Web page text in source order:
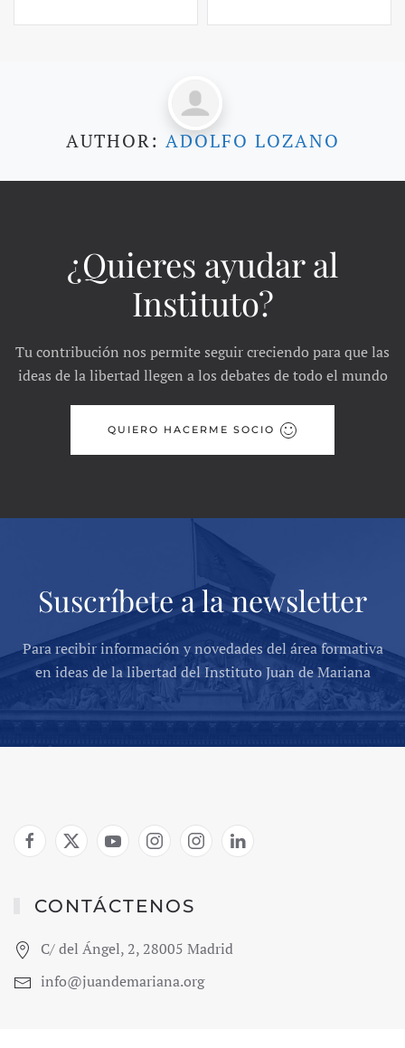
AUTHOR: ADOLFO LOZANO
¿Quieres ayudar al
Instituto?
Tu contribución nos permite seguir creciendo para que las
ideas de la libertad llegen a los debates de todo el mundo
QUIERO HACERME SOCIO
Suscríbete a la newsletter
Para recibir información y novedades del área formativa
en ideas de la libertad del Instituto Juan de Mariana
CONTÁCTENOS
C/ del Ángel, 2, 28005 Madrid
info@juandemariana.org